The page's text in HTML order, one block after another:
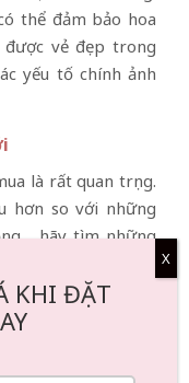
thể đảm bảo hoa
vẻ đẹp trong
yếu tố chính ảnh
là rất quan trọng.
hơn so với những
hãy tìm những
trước và sau khi
KHI ĐẶT
X